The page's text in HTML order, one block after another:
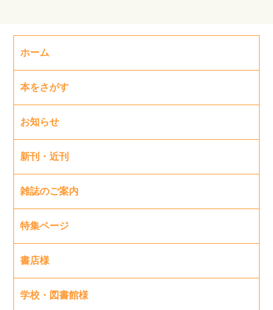
ホーム
本をさがす
お知らせ
新刊・近刊
雑誌のご案内
特集ページ
書店様
学校・図書館様